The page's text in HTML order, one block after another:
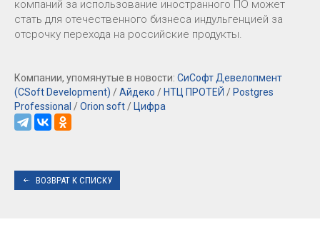
компаний за использование иностранного ПО может
стать для отечественного бизнеса индульгенцией за
отсрочку перехода на российские продукты.
Компании, упомянутые в новости: СиСофт Девелопмент
(CSoft Development) /Айдеко / НТЦ ПРОТЕЙ / Postgres
Professional /Orion soft/ Цифра
ВОЗВРАТ К СПИСКУ